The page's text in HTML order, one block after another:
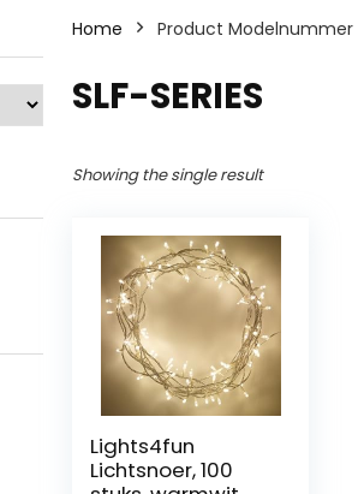
Home Product Modelnummer
‎SLF-SERIES
Showing the single result
Lights4fun
Lichtsnoer, 100